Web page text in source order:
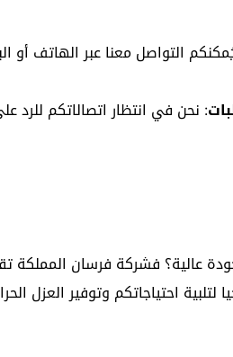
التواصل معنا عبر الهاتف أو
: نحن في انتظار اتصالاتكم للرد
عالية؟ فشركة فرسان المملكة
لتلبية احتياجاتكم وتوفير العزل